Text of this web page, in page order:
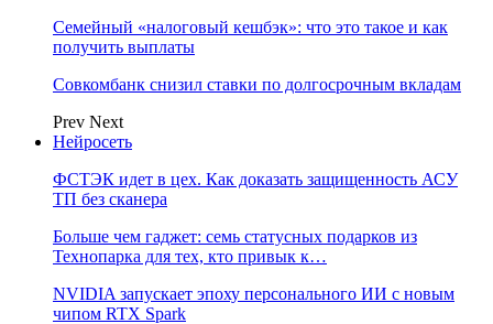
Семейный «налоговый кешбэк»: что это такое и как
получить выплаты
Совкомбанк снизил ставки по долгосрочным вкладам
Prev Next
Нейросеть
ФСТЭК идет в цех. Как доказать защищенность АСУ
ТП без сканера
Больше чем гаджет: семь статусных подарков из
Технопарка для тех, кто привык к…
NVIDIA запускает эпоху персонального ИИ с новым
чипом RTX Spark